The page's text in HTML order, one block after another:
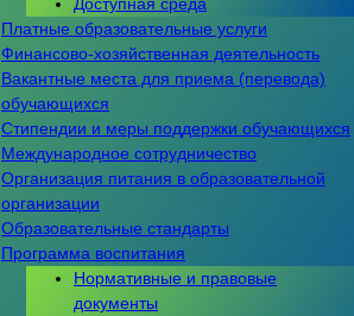
Платные образовательные услуги
Финансово-хозяйственная деятельность
Вакантные места для приема (перевода)
обучающихся
Стипендии и меры поддержки обучающихся
Международное сотрудничество
Организация питания в образовательной
организации
Образовательные стандарты
Программа воспитания
Нормативные и правовые
документы